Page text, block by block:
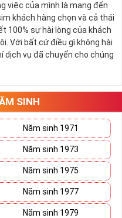
nhu cầu mua sim số đẹp
tay chọn cho mình
phân biệt được bạn là
, VIP, hay là giới sành
Tập Sim Số Đẹp Đầu Số
có nghĩa đây là sim
sim siêu vip nhưng đã
có sale of 1 chút để kích
việc của mình là mang đến
khách hàng chọn và cả thái
100% sự hài lòng của khách
Với bất cứ điều gì không hài
dịch vụ đã chuyển cho chúng
SINH
Năm sinh 1971
Năm sinh 1973
Năm sinh 1975
Năm sinh 1977
Năm sinh 1979